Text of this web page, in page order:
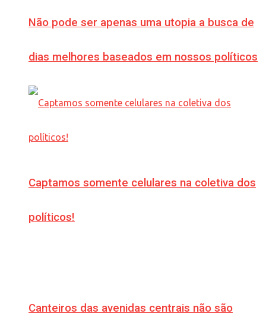
Não pode ser apenas uma utopia a busca de
dias melhores baseados em nossos políticos
Captamos somente celulares na coletiva dos
políticos!
Canteiros das avenidas centrais não são